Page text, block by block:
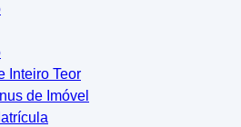
Inteiro Teor
de Imóvel